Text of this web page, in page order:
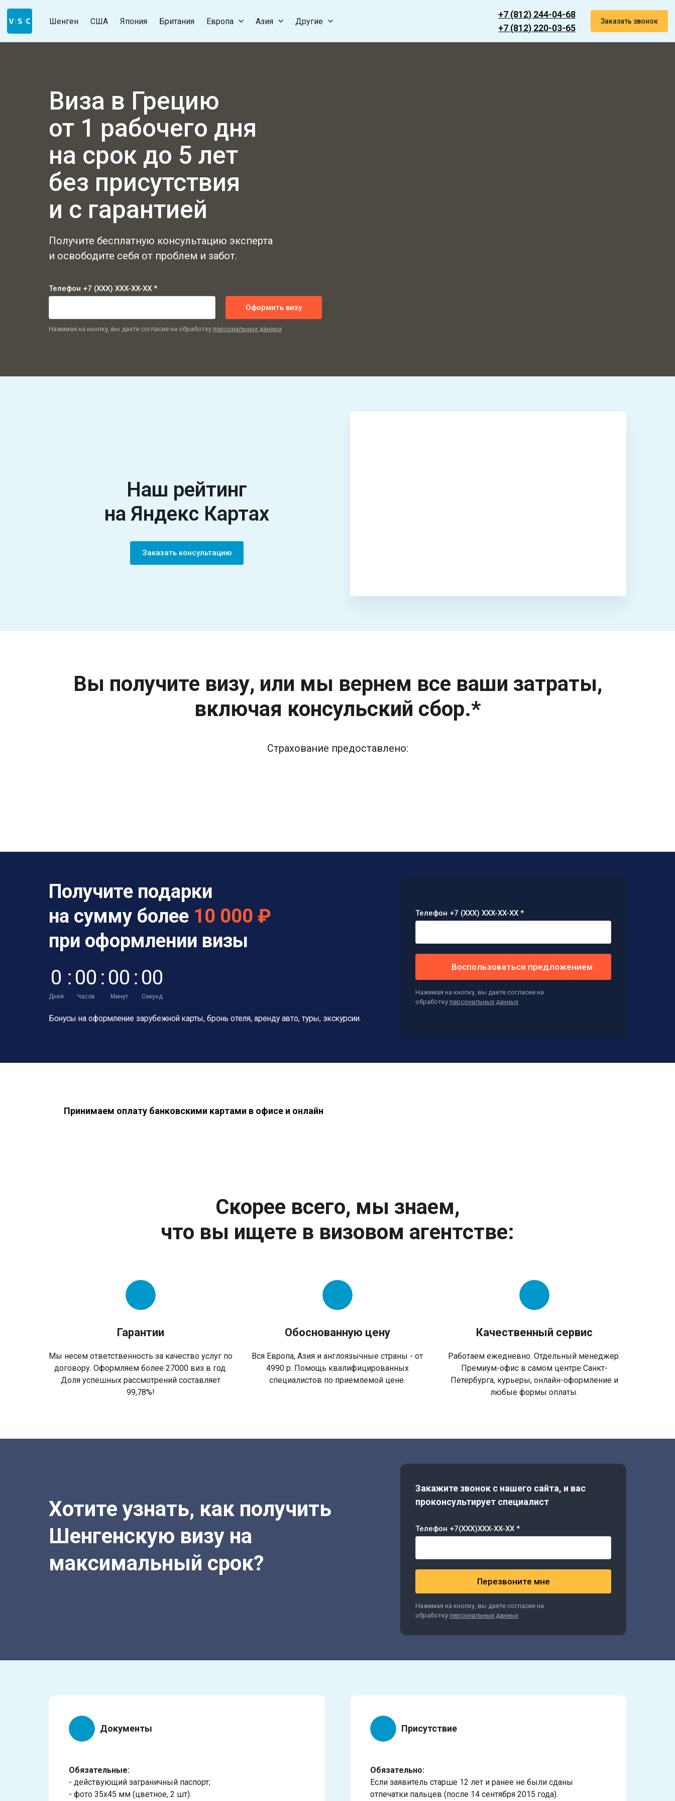
Шенген США Япония Британия Европа Азия Другие
+7 (812) 244-04-68
+7 (812) 220-03-65
Заказать звонок
Виза в Грецию
от 1 рабочего дня
на срок до 5 лет
без присутствия
и с гарантией
Получите бесплатную консультацию эксперта
и освободите себя от проблем и забот.
Телефон +7 (XXX) XXX-XX-XX *
Оформить визу
Нажимая на кнопку, вы даете согласие на обработку персональных данных
Наш рейтинг
на Яндекс Картах
Заказать консультацию
Вы получите визу, или мы вернем все ваши затраты,
включая консульский сбор.*
Страхование предоставлено:
Получите подарки
на сумму более 10 000 ₽
при оформлении визы
0
Дней
: 00
Часов
: 00
Минут
: 00
Секунд
Бонусы на оформление зарубежной карты, бронь отеля, аренду авто, туры, экскурсии.
Телефон +7 (XXX) XXX-XX-XX *
Воспользоваться предложением
Нажимая на кнопку, вы даете согласие на
обработку персональных данных
Принимаем оплату банковскими картами в офисе и онлайн
Скорее всего, мы знаем,
что вы ищете в визовом агентстве:
Гарантии
Мы несем ответственность за качество услуг по
договору. Оформляем более 27000 виз в год.
Доля успешных рассмотрений составляет
99,78%!
Обоснованную цену
Вся Европа, Азия и англоязычные страны - от
4990 р. Помощь квалифицированных
специалистов по приемлемой цене.
Качественный сервис
Работаем ежедневно. Отдельный менеджер.
Премиум-офис в самом центре Санкт-
Петербурга, курьеры, онлайн-оформление и
любые формы оплаты.
Хотите узнать, как получить
Шенгенскую визу на
максимальный срок?
Закажите звонок с нашего сайта, и вас
проконсультирует специалист
Телефон +7(XXX)XXX-XX-XX *
Перезвоните мне
Нажимая на кнопку, вы даете согласие на
обработку персональных данных
Документы
Обязательные:
- действующий заграничный паспорт;
- фото 35х45 мм (цветное, 2 шт).
Присутствие
Обязательно:
Если заявитель старше 12 лет и ранее не были сданы
отпечатки пальцев (после 14 сентября 2015 года).